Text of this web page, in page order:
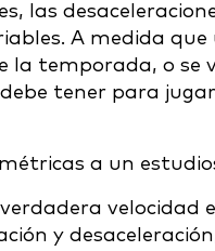
las
A medida
la temporada, o se
tener para
a un
velocidad
y